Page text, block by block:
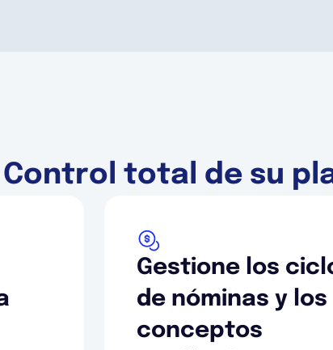
Control total de su
Gestione los
de nóminas y los
conceptos